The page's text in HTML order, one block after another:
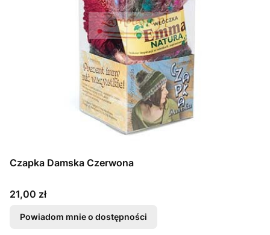
Czapka Damska Czerwona
Cena
21,00 zł
Powiadom mnie o dostępności